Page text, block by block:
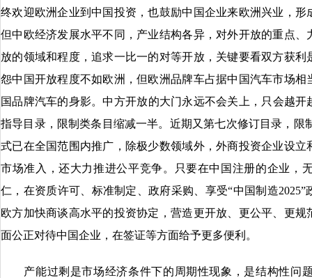
终欢迎欧洲企业到中国投资，也鼓励中国企业来欧洲兴业，
但中欧经济发展水平不同，产业结构各异，对外开放的重点
放的领域和程度，追求一比一的对等开放，关键要看双方获
怨中国开放程度不如欧洲，但欧洲品牌车占据中国汽车市场
国品牌汽车的身影。中方开放的大门永远不会关上，只会越
指导目录，限制类条目缩减一半。近期又第七次修订目录，限
式已在全国范围内推广，除极少数领域外，外商投资企业设
市场准入，还大力推进公平竞争。只要在中国注册的企业，
仁，在资质许可、标准制定、政府采购、享受“中国制造
欧方加快商谈高水平的投资协定，营造更开放、更公平、更
面公正对待中国企业，在签证等方面给予更多便利。
产能过剩是市场经济条件下的周期性现象，是结构性问